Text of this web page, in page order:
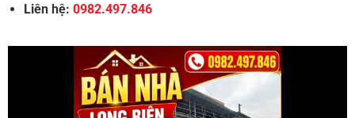
Liên hệ:0982.497.846